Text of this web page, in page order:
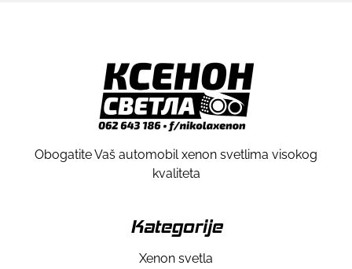
Obogatite Vaš automobil xenon svetlima visokog
kvaliteta
Kategorije
Xenon svetla